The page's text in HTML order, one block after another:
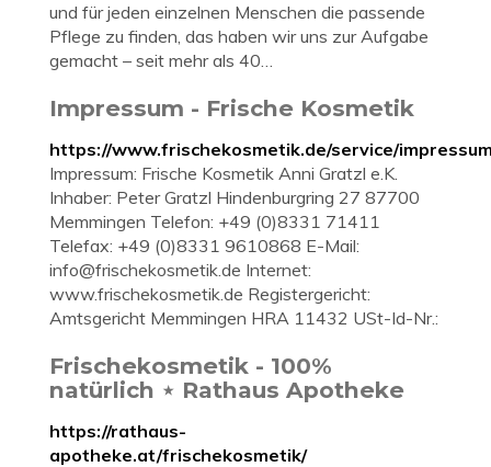
und für jeden einzelnen Menschen die passende
Pflege zu finden, das haben wir uns zur Aufgabe
gemacht – seit mehr als 40…
Impressum - Frische Kosmetik
https://www.frischekosmetik.de/service/
Impressum: Frische Kosmetik Anni Gratzl e.K.
Inhaber: Peter Gratzl Hindenburgring 27 87700
Memmingen Telefon: +49 (0)8331 71411
Telefax: +49 (0)8331 9610868 E-Mail:
info@frischekosmetik.de Internet:
www.frischekosmetik.de Registergericht:
Amtsgericht Memmingen HRA 11432 USt-Id-Nr.:
Frischekosmetik - 100%
natürlich ⋆ Rathaus Apotheke
https://rathaus-
apotheke.at/frischekosmetik/